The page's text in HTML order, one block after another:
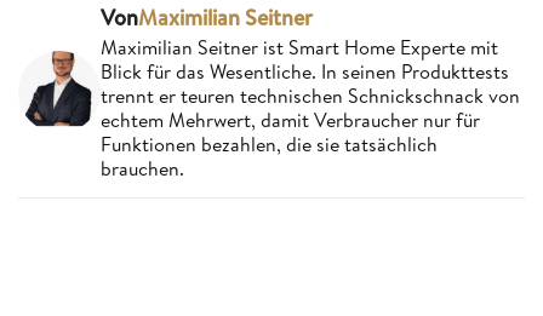
VonMaximilian Seitner
Maximilian Seitner ist Smart Home Experte mit
Blick für das Wesentliche. In seinen Produkttests
trennt er teuren technischen Schnickschnack von
echtem Mehrwert, damit Verbraucher nur für
Funktionen bezahlen, die sie tatsächlich
brauchen.